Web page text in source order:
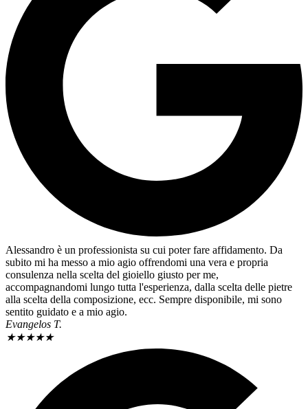
Alessandro è un professionista su cui poter fare affidamento. Da
subito mi ha messo a mio agio offrendomi una vera e propria
consulenza nella scelta del gioiello giusto per me,
accompagnandomi lungo tutta l'esperienza, dalla scelta delle pietre
alla scelta della composizione, ecc. Sempre disponibile, mi sono
sentito guidato e a mio agio.
Evangelos T.
★★★★★